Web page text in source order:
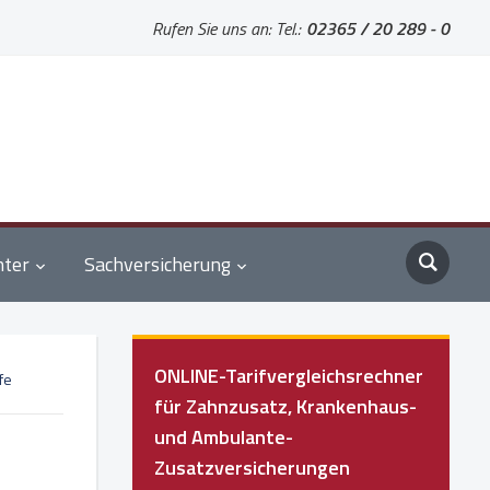
Rufen Sie uns an: Tel.: 02365 / 20 289 - 0
Sachversicherung
ONLINE-Tarifvergleichsrechner
für Zahnzusatz, Krankenhaus-
und Ambulante-
Zusatzversicherungen